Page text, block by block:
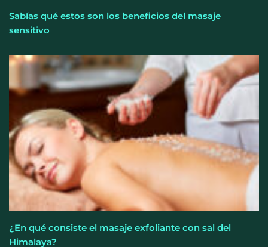
Sabías qué estos son los beneficios del masaje
sensitivo
¿En qué consiste el masaje exfoliante con sal del
Himalaya?